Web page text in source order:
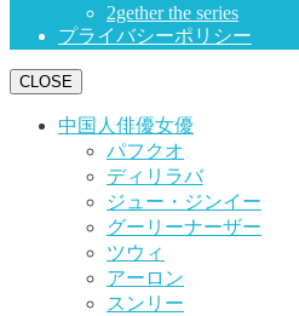
2gether the series
プライバシーポリシー
CLOSE
中国人俳優女優
パフクオ
ディリラバ
ジュー・ジンイー
グーリーナーザー
ツウィ
アーロン
スンリー